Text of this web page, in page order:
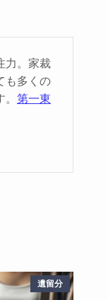
力。家裁
も多くの
第一東
遺留分